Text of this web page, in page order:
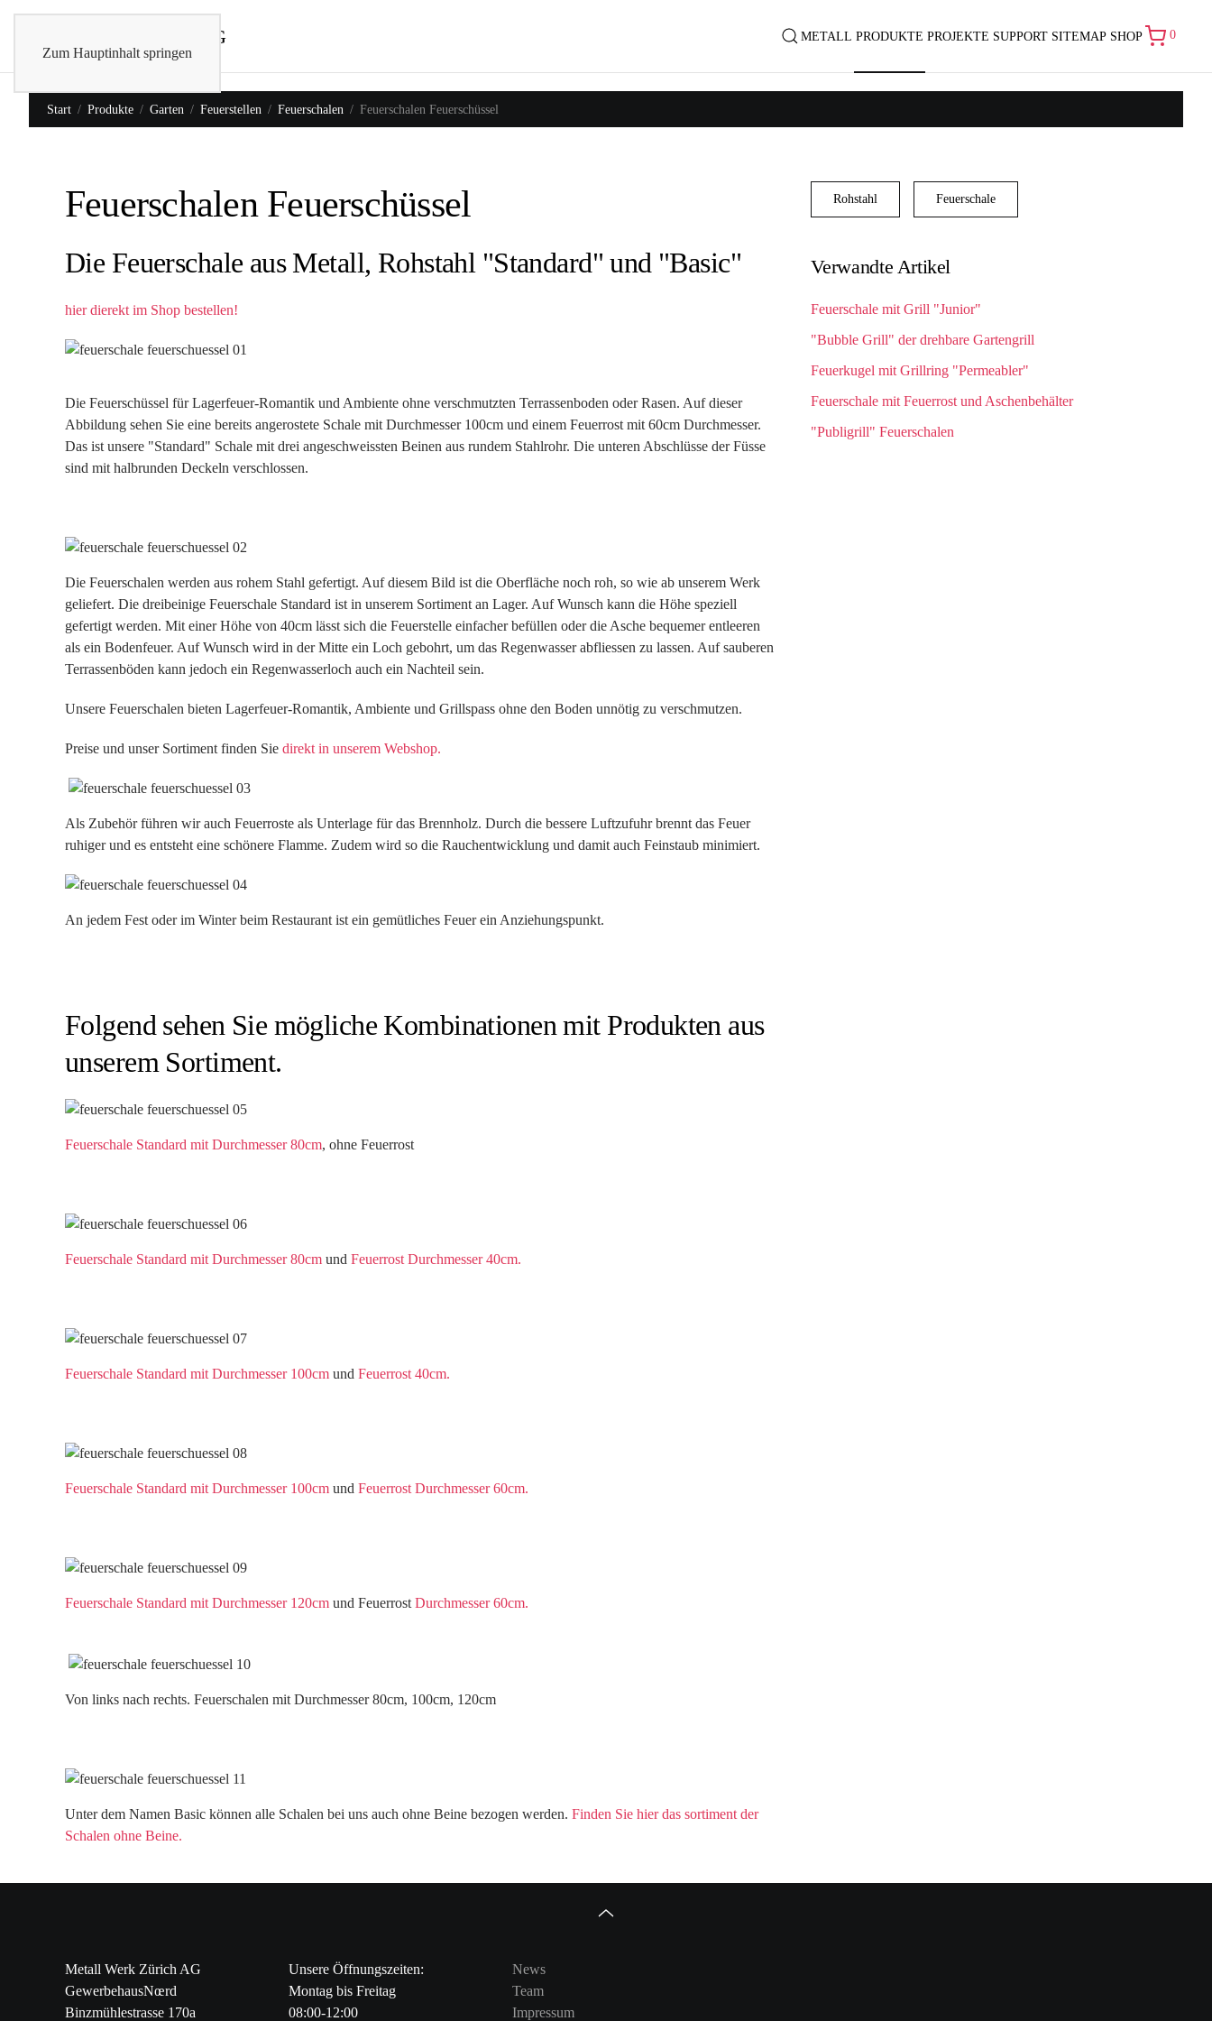
Zum Hauptinhalt springen
METALL PRODUKTE PROJEKTE SUPPORT SITEMAP SHOP 0
Start Produkte Garten Feuerstellen Feuerschalen Feuerschalen Feuerschüssel
Feuerschalen Feuerschüssel
Die Feuerschale aus Metall, Rohstahl "Standard" und "Basic"
hier dierekt im Shop bestellen!
Die Feuerschüssel für Lagerfeuer-Romantik und Ambiente ohne verschmutzten Terrassenboden oder Rasen. Auf dieser
Abbildung sehen Sie eine bereits angerostete Schale mit Durchmesser 100cm und einem Feuerrost mit 60cm Durchmesser.
Das ist unsere "Standard" Schale mit drei angeschweissten Beinen aus rundem Stahlrohr. Die unteren Abschlüsse der Füsse
sind mit halbrunden Deckeln verschlossen.
Die Feuerschalen werden aus rohem Stahl gefertigt. Auf diesem Bild ist die Oberfläche noch roh, so wie ab unserem Werk
geliefert. Die dreibeinige Feuerschale Standard ist in unserem Sortiment an Lager. Auf Wunsch kann die Höhe speziell
gefertigt werden. Mit einer Höhe von 40cm lässt sich die Feuerstelle einfacher befüllen oder die Asche bequemer entleeren
als ein Bodenfeuer. Auf Wunsch wird in der Mitte ein Loch gebohrt, um das Regenwasser abfliessen zu lassen. Auf sauberen
Terrassenböden kann jedoch ein Regenwasserloch auch ein Nachteil sein.
Unsere Feuerschalen bieten Lagerfeuer-Romantik, Ambiente und Grillspass ohne den Boden unnötig zu verschmutzen.
Preise und unser Sortiment finden Sie direkt in unserem Webshop.
Als Zubehör führen wir auch Feuerroste als Unterlage für das Brennholz. Durch die bessere Luftzufuhr brennt das Feuer
ruhiger und es entsteht eine schönere Flamme. Zudem wird so die Rauchentwicklung und damit auch Feinstaub minimiert.
An jedem Fest oder im Winter beim Restaurant ist ein gemütliches Feuer ein Anziehungspunkt.
Folgend sehen Sie mögliche Kombinationen mit Produkten aus
unserem Sortiment.
Feuerschale Standard mit Durchmesser 80cm, ohne Feuerrost
Feuerschale Standard mit Durchmesser 80cm und Feuerrost Durchmesser 40cm.
Feuerschale Standard mit Durchmesser 100cm und Feuerrost 40cm.
Feuerschale Standard mit Durchmesser 100cm und Feuerrost Durchmesser 60cm.
Feuerschale Standard mit Durchmesser 120cm und Feuerrost Durchmesser 60cm.
Von links nach rechts. Feuerschalen mit Durchmesser 80cm, 100cm, 120cm
Unter dem Namen Basic können alle Schalen bei uns auch ohne Beine bezogen werden. Finden Sie hier das sortiment der
Schalen ohne Beine.
Rohstahl Feuerschale
Verwandte Artikel
Feuerschale mit Grill "Junior"
"Bubble Grill" der drehbare Gartengrill
Feuerkugel mit Grillring "Permeabler"
Feuerschale mit Feuerrost und Aschenbehälter
"Publigrill" Feuerschalen
Metall Werk Zürich AG
GewerbehausNœrd
Binzmühlestrasse 170a
Unsere Öffnungszeiten:
Montag bis Freitag
08:00-12:00
News
Team
Impressum